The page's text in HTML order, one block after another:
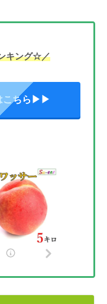
キング☆／
こちら▶▶